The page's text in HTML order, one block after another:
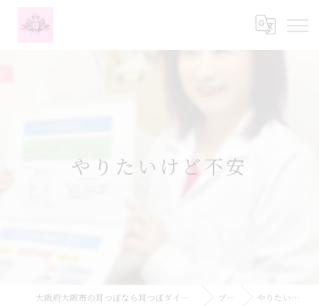
やりたいけど不安
大阪府大阪市の耳つぼなら耳つぼダイエットサロンふーみん ブログ やりたいけど不安